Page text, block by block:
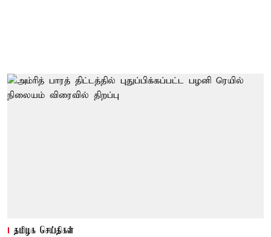
தமிழக செய்திகள்